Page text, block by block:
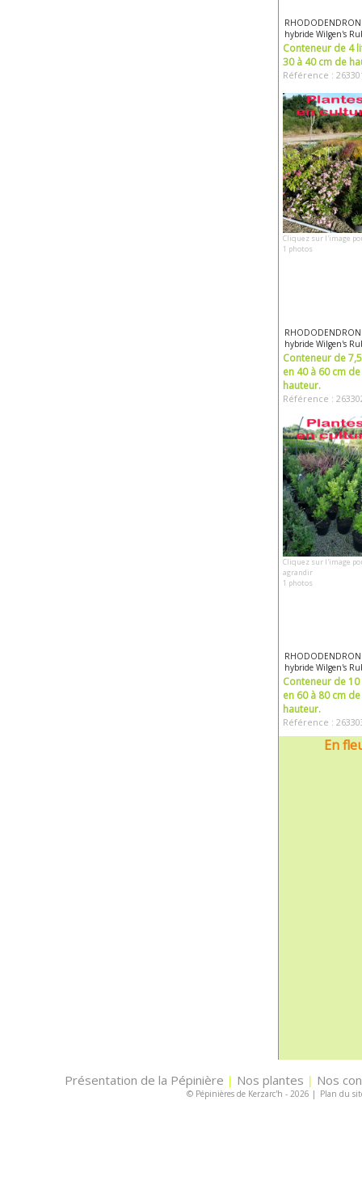
RHODODENDRON
hybride Wilgen's
Conteneur de 4
30 à 40 cm de
Référence :
Cliquez sur l'image
1 photos
RHODODENDRON
hybride Wilgen's
Conteneur de
en 40 à 60 cm de
hauteur.
Référence :
Cliquez sur l'image
agrandir
1 photos
RHODODENDRON
hybride Wilgen's
Conteneur de
en 60 à 80 cm de
hauteur.
Référence :
En
Présentation de la Pépinière | Nos plantes | Nos
© Pépinières de Kerzarc'h - 2026 | Plan du